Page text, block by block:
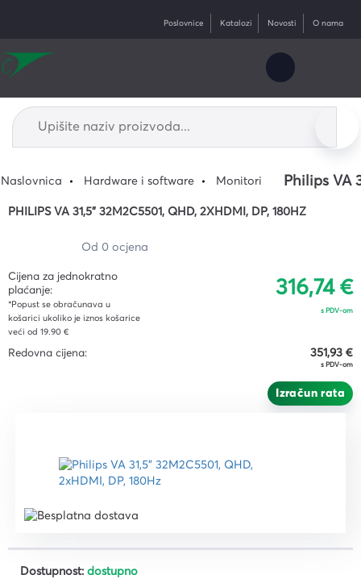
Poslovnice Katalozi Novosti O nama
Naslovnica Hardware i software Monitori Philips VA
PHILIPS VA 31,5" 32M2C5501, QHD, 2XHDMI, DP, 180HZ
Od 0 ocjena
Cijena za jednokratno
plaćanje:
*Popust se obračunava u
košarici ukoliko je iznos košarice
veći od 19.90 €
316,74 €
s PDV-om
Redovna cijena: 351,93 €
s PDV-om
Izračun rata
Dostupnost: dostupno